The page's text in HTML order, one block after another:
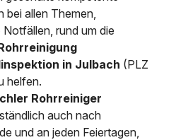
24h Notdienst
Kosten Preise
Rohrreinigungsdienst
Wasserhaltung
Dükerreinigung
Abfallzwischenlager
Austausch von
Schießstandsanierung -
Geschosssandfang
Mobile Schlamm-
Entschlammung
Trockensaugen von
etc.
Weitere Services mit
bei allen Themen,
rund um die
in Julbach (PLZ
helfen.
Rohrreiniger
auch nach
und an jeden Feiertagen,